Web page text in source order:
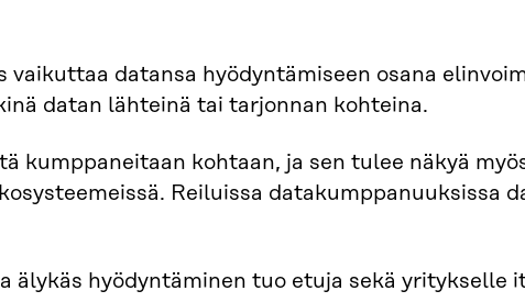
datansa hyödyntämiseen osana
datan lähteinä tai tarjonnan kohteina.
kohtaan, ja sen tulee näkyä
Reiluissa datakumppanuuksissa
hyödyntäminen tuo etuja sekä yritykselle